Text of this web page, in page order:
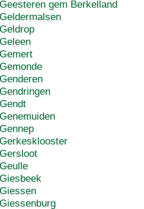
Geesteren gem Berkelland
Geldermalsen
Geldrop
Geleen
Gemert
Gemonde
Genderen
Gendringen
Gendt
Genemuiden
Gennep
Gerkesklooster
Gersloot
Geulle
Giesbeek
Giessen
Giessenburg